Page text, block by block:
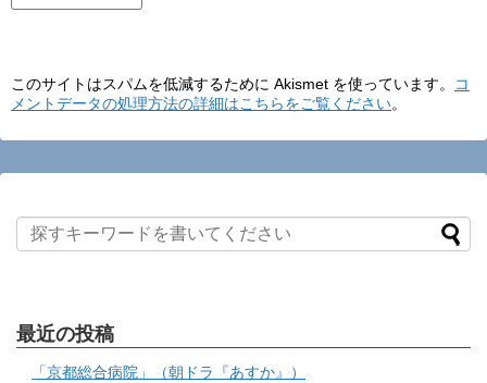
このサイトはスパムを低減するために Akismet を使っています。
コ
メントデータの処理方法の詳細はこちらをご覧ください。
最近の投稿
「京都総合病院」（朝ドラ『あすか』）